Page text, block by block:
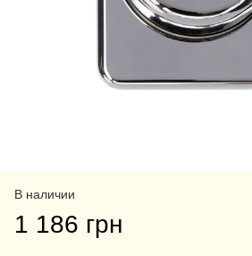
В наличии
1 186 грн